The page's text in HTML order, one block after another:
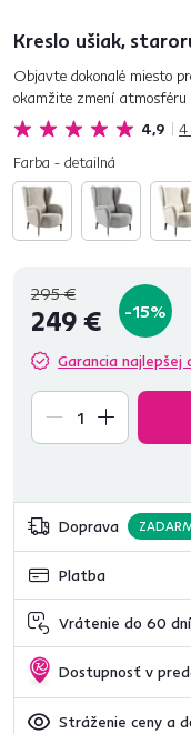
Kreslo ušiak,
4,9 4
Objavte dokonalé miesto
okamžite zmení atmosféru
výrazným tvarom ušiaka
Farba - detailná
295 €
249 € -15%
Garancia najlepšej
Doprava
Platba
Vrátenie do 60
Dostupnosť v
Stráženie ceny a